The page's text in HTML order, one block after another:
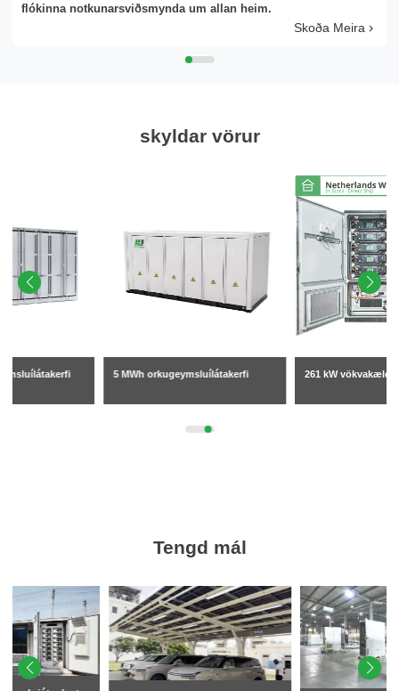
flókinna notkunarsviðsmynda um allan heim.
Skoða Meira
skyldar vörur
5 MWh orkugeymsluílátakerfi 261 kW vökvakældur BESS skápur
Tengd mál